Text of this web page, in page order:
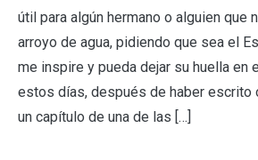
útil para algún hermano o alguien que
arroyo de agua, pidiendo que sea el
me inspire y pueda dejar su huella en
estos días, después de haber escrito
un capítulo de una de las […]